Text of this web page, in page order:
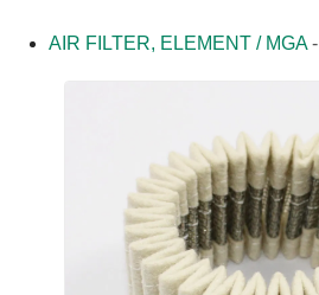
AIR FILTER, ELEMENT / MGA-